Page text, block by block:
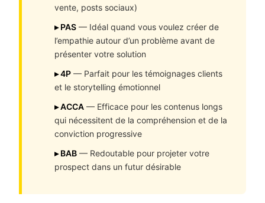
vente, posts sociaux)
▸ PAS — Idéal quand vous voulez créer de
l’empathie autour d’un problème avant de
présenter votre solution
▸ 4P — Parfait pour les témoignages clients
et le storytelling émotionnel
▸ ACCA — Efficace pour les contenus longs
qui nécessitent de la compréhension et de la
conviction progressive
▸ BAB — Redoutable pour projeter votre
prospect dans un futur désirable